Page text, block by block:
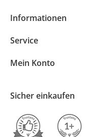
Informationen
Service
Mein Konto
Sicher einkaufen